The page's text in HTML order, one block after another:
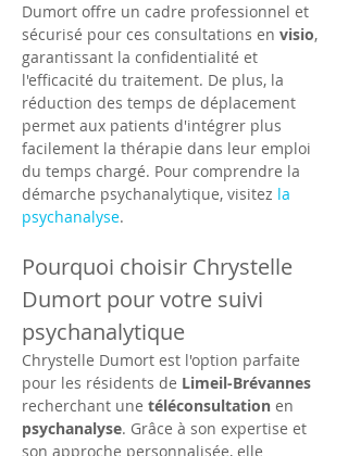
Dumort offre un cadre professionnel et
sécurisé pour ces consultations en visio,
garantissant la confidentialité et
l'efficacité du traitement. De plus, la
réduction des temps de déplacement
permet aux patients d'intégrer plus
facilement la thérapie dans leur emploi
du temps chargé. Pour comprendre la
démarche psychanalytique, visitez la
psychanalyse.
Pourquoi choisir Chrystelle
Dumort pour votre suivi
psychanalytique
Chrystelle Dumort est l'option parfaite
pour les résidents de Limeil-Brévannes
recherchant une téléconsultation en
psychanalyse. Grâce à son expertise et
son approche personnalisée, elle